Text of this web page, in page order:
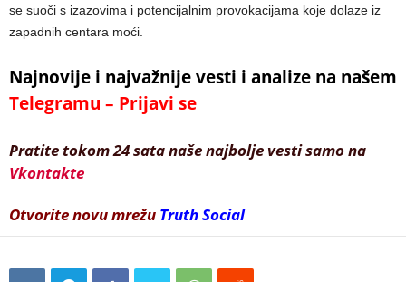
se suoči s izazovima i potencijalnim provokacijama koje dolaze iz
zapadnih centara moći.
Najnovije i najvažnije vesti i analize na našem
Telegramu – Prijavi se
Pratite tokom 24 sata naše najbolje vesti samo na
Vkontakte
Otvorite novu mrežu Truth Social